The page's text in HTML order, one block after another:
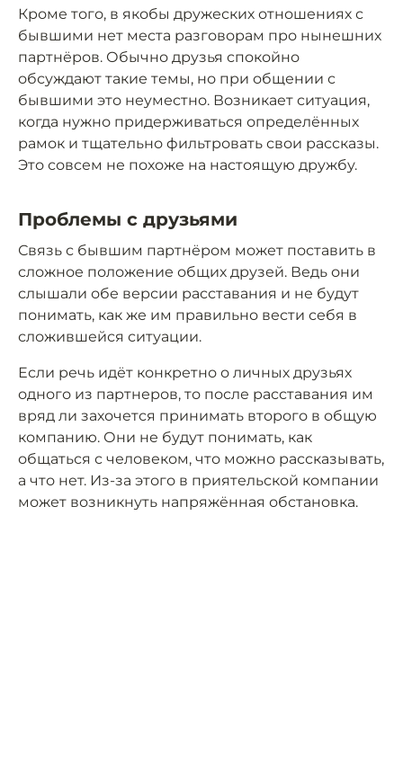
Кроме того, в якобы дружеских отношениях с
бывшими нет места разговорам про нынешних
партнёров. Обычно друзья спокойно
обсуждают такие темы, но при общении с
бывшими это неуместно. Возникает ситуация,
когда нужно придерживаться определённых
рамок и тщательно фильтровать свои рассказы.
Это совсем не похоже на настоящую дружбу.
Проблемы с друзьями
Связь с бывшим партнёром может поставить в
сложное положение общих друзей. Ведь они
слышали обе версии расставания и не будут
понимать, как же им правильно вести себя в
сложившейся ситуации.
Если речь идёт конкретно о личных друзьях
одного из партнеров, то после расставания им
вряд ли захочется принимать второго в общую
компанию. Они не будут понимать, как
общаться с человеком, что можно рассказывать,
а что нет. Из-за этого в приятельской компании
может возникнуть напряжённая обстановка.